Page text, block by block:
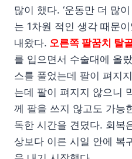
많이 했다. ‘운동만 더 많
는 1차원 적인 생각 때문
내왔다. 오른쪽 팔꿈치 탈
를 입으면서 수술대에 올
스를 풀었는데 팔이 펴지
는데 팔이 펴지지 않으니
께 팔을 쓰지 않고도 가능
독한 시간을 견뎠다. 회복
상보다 이른 시일 안에 복